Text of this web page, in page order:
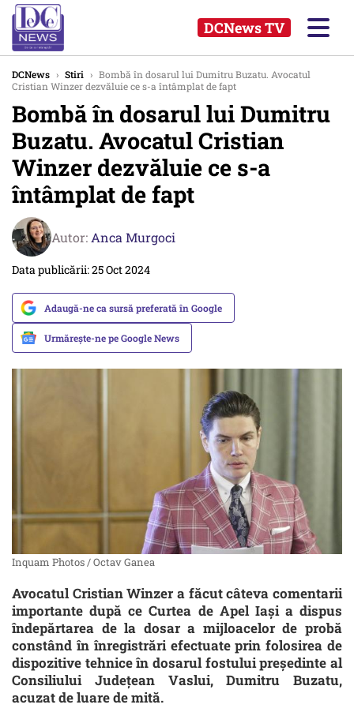
DCNews TV
DCNews › Stiri › Bombă în dosarul lui Dumitru Buzatu. Avocatul
Cristian Winzer dezvăluie ce s-a întâmplat de fapt
Bombă în dosarul lui Dumitru
Buzatu. Avocatul Cristian
Winzer dezvăluie ce s-a
întâmplat de fapt
Autor: Anca Murgoci
Data publicării: 25 Oct 2024
Adaugă-ne ca sursă preferată în Google
Urmărește-ne pe Google News
Inquam Photos / Octav Ganea
Avocatul Cristian Winzer a făcut câteva comentarii
importante după ce Curtea de Apel Iaşi a dispus
îndepărtarea de la dosar a mijloacelor de probă
constând în înregistrări efectuate prin folosirea de
dispozitive tehnice în dosarul fostului preşedinte al
Consiliului Judeţean Vaslui, Dumitru Buzatu,
acuzat de luare de mită.